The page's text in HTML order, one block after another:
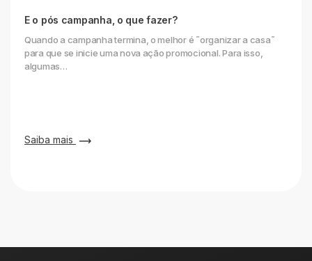
E o pós campanha, o que fazer?
Quando a campanha termina, o melhor é ˜organizar a casa˜
para que se inicie uma nova ação promocional. Para isso,
algumas…
Saiba mais